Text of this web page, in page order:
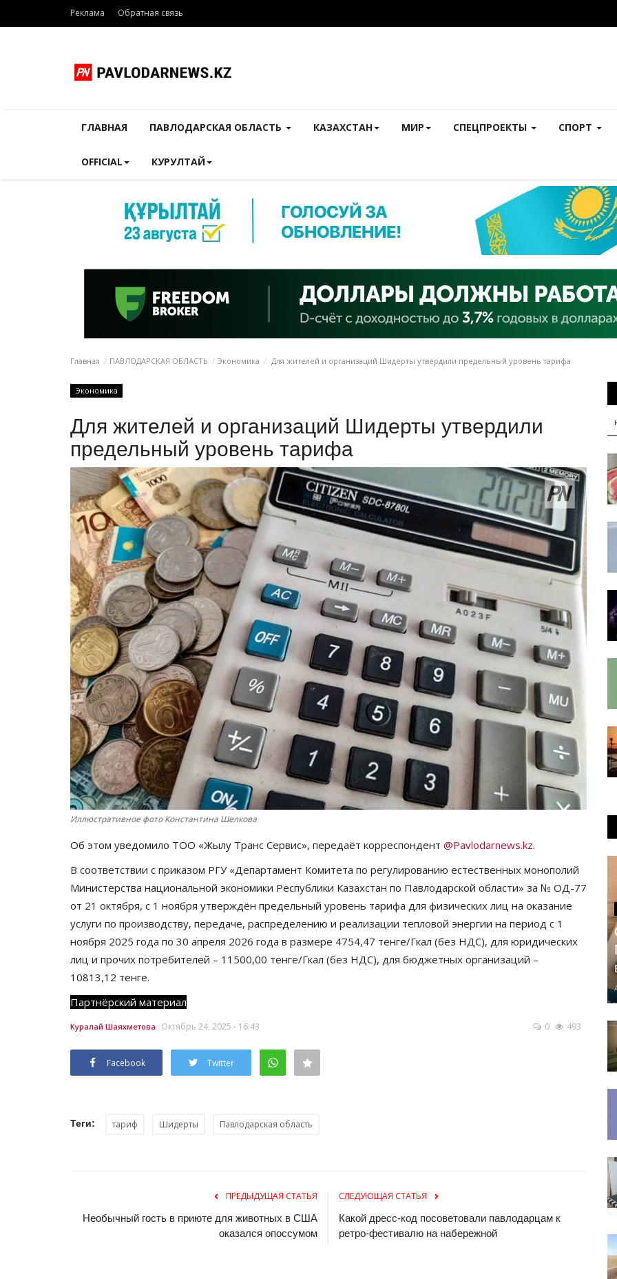
Реклама Обратная связь
ГЛАВНАЯ ПАВЛОДАРСКАЯ ОБЛАСТЬ КАЗАХСТАН МИР СПЕЦПРОЕКТЫ СПОРТ
OFFICIAL КУРУЛТАЙ
Главная ПАВЛОДАРСКАЯ ОБЛАСТЬ Экономика Для жителей и организаций Шидерты утвердили предельный уровень тарифа
Экономика
Для жителей и организаций Шидерты утвердили
предельный уровень тарифа
Иллюстративное фото Константина Шелкова
Об этом уведомило ТОО «Жылу Транс Сервис», передаёт корреспондент @Pavlodarnews.kz.
В соответствии с приказом РГУ «Департамент Комитета по регулированию естественных монополий
Министерства национальной экономики Республики Казахстан по Павлодарской области» за № ОД-77
от 21 октября, с 1 ноября утверждён предельный уровень тарифа для физических лиц на оказание
услуги по производству, передаче, распределению и реализации тепловой энергии на период с 1
ноября 2025 года по 30 апреля 2026 года в размере 4754,47 тенге/Гкал (без НДС), для юридических
лиц и прочих потребителей – 11500,00 тенге/Гкал (без НДС), для бюджетных организаций –
10813,12 тенге.
Партнёрский материал
Куралай Шаяхметова Октябрь 24, 2025 - 16:43 0 493
Facebook Twitter
Теги: тариф Шидерты Павлодарская область
ПРЕДЫДУЩАЯ СТАТЬЯ
Необычный гость в приюте для животных в США
оказался опоссумом
СЛЕДУЮЩАЯ СТАТЬЯ
Какой дресс-код посоветовали павлодарцам к
ретро-фестивалю на набережной